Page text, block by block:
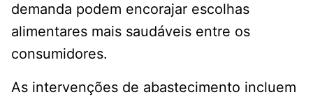
demanda podem encorajar escolhas
alimentares mais saudáveis ​​entre os
consumidores.
As intervenções de abastecimento incluem